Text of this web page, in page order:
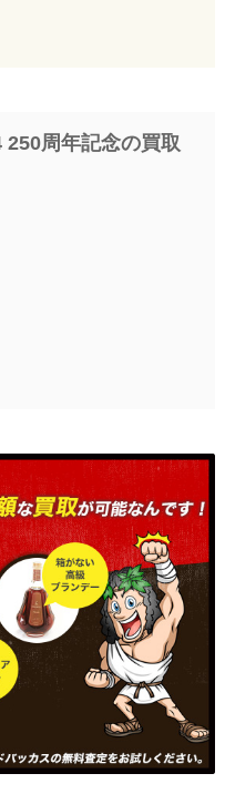
250周年記念の買取